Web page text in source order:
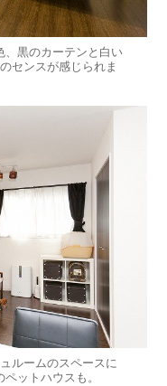
、黒のカーテンと白い
センスが感じられま
ルームのスペースに
ットハウスも。